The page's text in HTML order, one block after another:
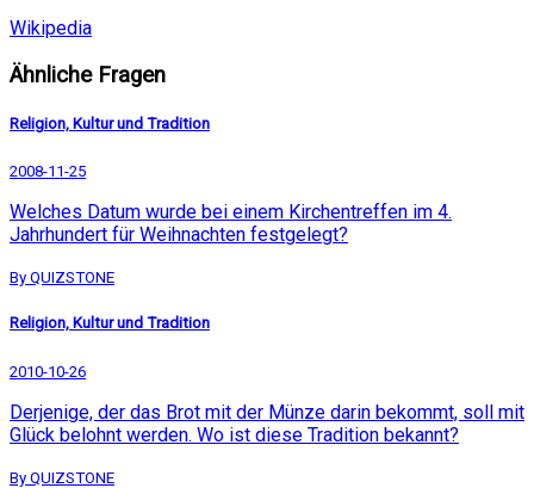
Wikipedia
Ähnliche Fragen
Religion, Kultur und Tradition
2008-11-25
Welches Datum wurde bei einem Kirchentreffen im 4.
Jahrhundert für Weihnachten festgelegt?
By QUIZSTONE
Religion, Kultur und Tradition
2010-10-26
Derjenige, der das Brot mit der Münze darin bekommt, soll mit
Glück belohnt werden. Wo ist diese Tradition bekannt?
By QUIZSTONE